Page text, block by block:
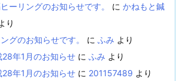
ーリングのお知らせです。 に かねもと鍼
り
グのお知らせです。
に ふみ より
年1月のお知らせ に ふみ より
年1月のお知らせ に 201157489 より